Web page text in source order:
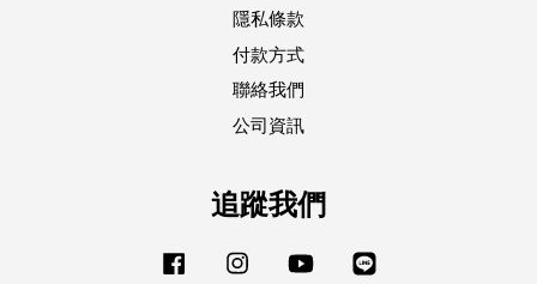
隱私條款
付款方式
聯絡我們
公司資訊
追蹤我們
Facebook Instagram YouTube